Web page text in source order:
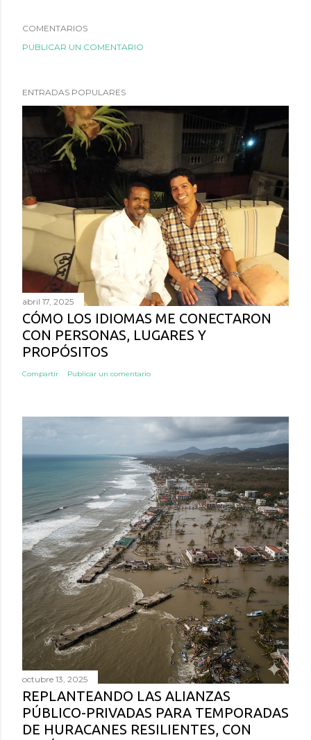
COMENTARIOS
PUBLICAR UN COMENTARIO
ENTRADAS POPULARES
abril 17, 2025
CÓMO LOS IDIOMAS ME CONECTARON
CON PERSONAS, LUGARES Y
PROPÓSITOS
Compartir Publicar un comentario
octubre 13, 2025
REPLANTEANDO LAS ALIANZAS
PÚBLICO-PRIVADAS PARA TEMPORADAS
DE HURACANES RESILIENTES, CON